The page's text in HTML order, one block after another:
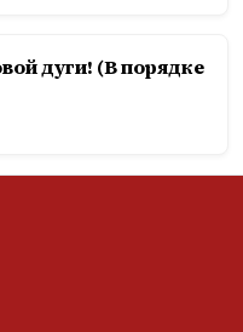
дуги! (В порядке